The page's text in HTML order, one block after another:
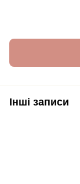
Інші записи